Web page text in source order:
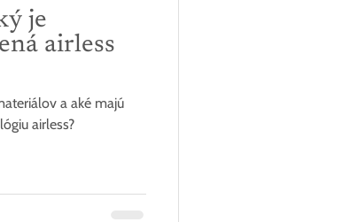
je
airless
a aké majú
airless?